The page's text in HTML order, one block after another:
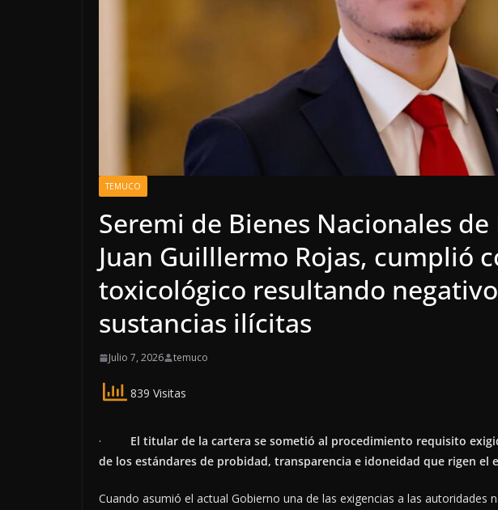
TEMUCO
Seremi de Bienes Nacionales de
Juan Guilllermo Rojas, cumplió
toxicológico resultando
sustancias ilícitas
Julio 7, 2026 temuco
839 Visitas
· El titular de la cartera se sometió al procedimiento requisito
de los estándares de probidad, transparencia e idoneidad que rigen el
Cuando asumió el actual Gobierno una de las exigencias a las autoridades